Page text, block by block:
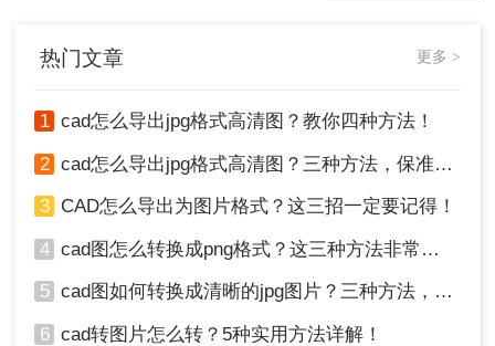
热门文章 更多 >
1 cad怎么导出jpg格式高清图？教你四种方法！
2 cad怎么导出jpg格式高清图？三种方法，保准一看就会！
3 CAD怎么导出为图片格式？这三招一定要记得！
4 cad图怎么转换成png格式？这三种方法非常实用！
5 cad图如何转换成清晰的jpg图片？三种方法，保准一看就会!！
6 cad转图片怎么转？5种实用方法详解！